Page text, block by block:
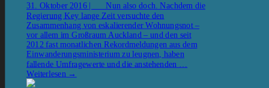
31. Oktober 2016 | Nun also doch. Nachdem die
Regierung Key lange Zeit versuchte den
Zusammenhang von eskalierender Wohnungsnot –
vor allem im Großraum Auckland – und den seit
2012 fast monatlichen Rekordmeldungen aus dem
Einwanderungsministerium zu leugnen, haben
fallende Umfragewerte und die anstehenden …
Weiterlesen →